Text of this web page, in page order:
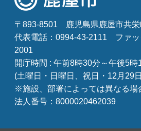
〒893-8501
鹿児島県鹿屋市共
代表電話：0994-43-2111
ファ
2001
開庁時間 : 午前8時30分～午後5時
(土曜日・日曜日、祝日・12月29
※施設、部署によっては異なる場
法人番号：8000020462039